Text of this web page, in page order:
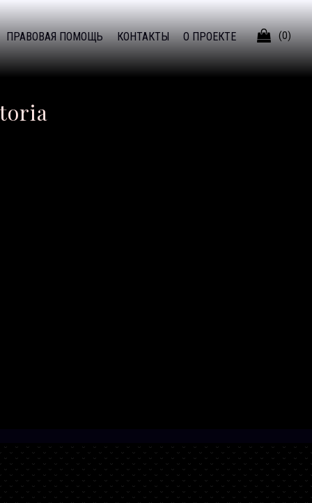
ПРАВОВАЯ ПОМОЩЬ КОНТАКТЫ О ПРОЕКТЕ  (0)